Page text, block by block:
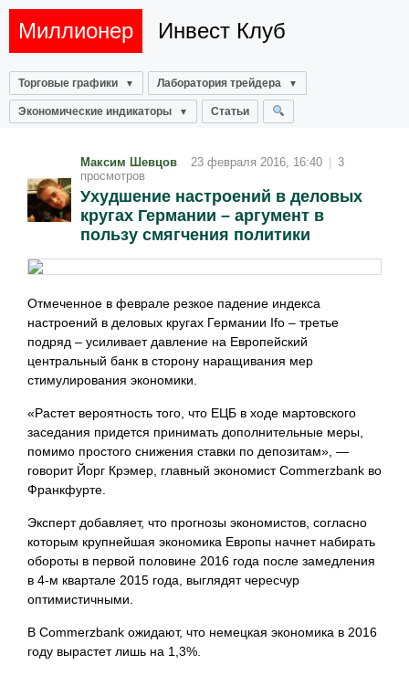
Миллионер Инвест Клуб
Торговые графики Лаборатория трейдера
Экономические индикаторы Статьи
Максим Шевцов 23 февраля 2016, 16:40
3
просмотров
Ухудшение настроений в деловых
кругах Германии – аргумент в
пользу смягчения политики
Отмеченное в феврале резкое падение индекса
настроений в деловых кругах Германии Ifo – третье
подряд – усиливает давление на Европейский
центральный банк в сторону наращивания мер
стимулирования экономики.
«Растет вероятность того, что ЕЦБ в ходе мартовского
заседания придется принимать дополнительные меры,
помимо простого снижения ставки по депозитам», —
говорит Йорг Крэмер, главный экономист Commerzbank во
Франкфурте.
Эксперт добавляет, что прогнозы экономистов, согласно
которым крупнейшая экономика Европы начнет набирать
обороты в первой половине 2016 года после замедления
в 4-м квартале 2015 года, выглядят чересчур
оптимистичными.
В Commerzbank ожидают, что немецкая экономика в 2016
году вырастет лишь на 1,3%.